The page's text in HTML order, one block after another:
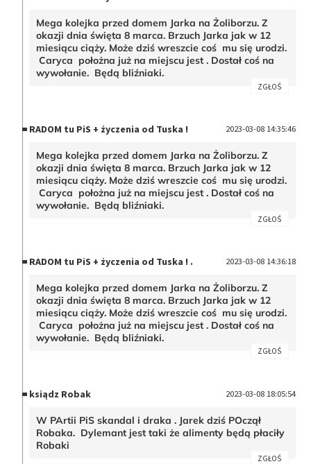
Mega kolejka przed domem Jarka na Żoliborzu. Z
okazji dnia święta 8 marca. Brzuch Jarka jak w 12
miesiącu ciąży. Może dziś wreszcie coś mu się urodzi.
Caryca położna już na miejscu jest . Dostał coś na
wywołanie. Będą bliźniaki.
ZGŁOŚ
RADOM tu PiS + życzenia od Tuska ! 2023-03-08 14:35:46
Mega kolejka przed domem Jarka na Żoliborzu. Z
okazji dnia święta 8 marca. Brzuch Jarka jak w 12
miesiącu ciąży. Może dziś wreszcie coś mu się urodzi.
Caryca położna już na miejscu jest . Dostał coś na
wywołanie. Będą bliźniaki.
ZGŁOŚ
RADOM tu PiS + życzenia od Tuska ! . 2023-03-08 14:36:18
Mega kolejka przed domem Jarka na Żoliborzu. Z
okazji dnia święta 8 marca. Brzuch Jarka jak w 12
miesiącu ciąży. Może dziś wreszcie coś mu się urodzi.
Caryca położna już na miejscu jest . Dostał coś na
wywołanie. Będą bliźniaki.
ZGŁOŚ
ksiądz Robak 2023-03-08 18:05:54
W PArtii PiS skandal i draka . Jarek dziś POczął
Robaka. Dylemant jest taki że alimenty będą płaciły
Robaki
ZGŁOŚ